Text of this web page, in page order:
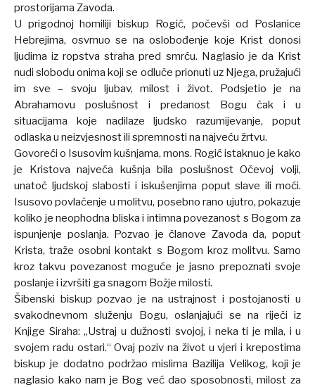
prostorijama Zavoda.
U prigodnoj homiliji biskup Rogić, počevši od Poslanice
Hebrejima, osvrnuo se na oslobođenje koje Krist donosi
ljudima iz ropstva straha pred smrću. Naglasio je da Krist
nudi slobodu onima koji se odluče prionuti uz Njega, pružajući
im sve – svoju ljubav, milost i život. Podsjetio je na
Abrahamovu poslušnost i predanost Bogu čak i u
situacijama koje nadilaze ljudsko razumijevanje, poput
odlaska u neizvjesnost ili spremnosti na najveću žrtvu.
Govoreći o Isusovim kušnjama, mons. Rogić istaknuo je kako
je Kristova najveća kušnja bila poslušnost Očevoj volji,
unatoč ljudskoj slabosti i iskušenjima poput slave ili moći.
Isusovo povlačenje u molitvu, posebno rano ujutro, pokazuje
koliko je neophodna bliska i intimna povezanost s Bogom za
ispunjenje poslanja. Pozvao je članove Zavoda da, poput
Krista, traže osobni kontakt s Bogom kroz molitvu. Samo
kroz takvu povezanost moguće je jasno prepoznati svoje
poslanje i izvršiti ga snagom Božje milosti.
Šibenski biskup pozvao je na ustrajnost i postojanosti u
svakodnevnom služenju Bogu, oslanjajući se na riječi iz
Knjige Siraha: „Ustraj u dužnosti svojoj, i neka ti je mila, i u
svojem radu ostari.“ Ovaj poziv na život u vjeri i krepostima
biskup je dodatno podržao mislima Bazilija Velikog, koji je
naglasio kako nam je Bog već dao sposobnosti, milost za